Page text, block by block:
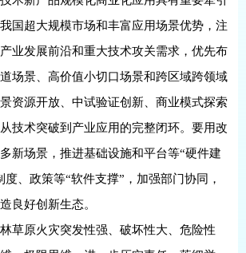
国超大规模市场和丰富应用场景优势，注
业发展前沿和重大技术攻关需求，优先布
场景、高价值小切口场景和跨区域跨领域
资源开放、中试验证创新、商业模式探索
技术突破到产业应用的完整闭环。要用改
新场景，推进基础设施和平台等“硬件建
、政策等“软件支撑”，加强部门协同，
良好创新生态。
草原火灾突发性强、破坏性大、危险性